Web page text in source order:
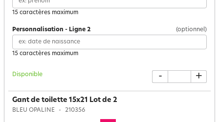
15 caractères maximum
Personnalisation - Ligne 2 (optionnel)
15 caractères maximum
Disponible - +
Gant de toilette 15x21 Lot de 2
BLEU OPALINE 210356